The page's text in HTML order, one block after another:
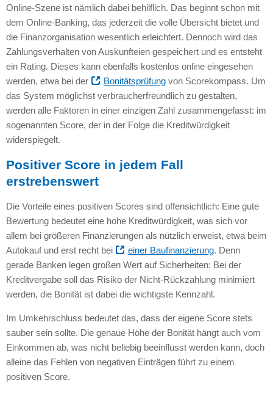
Online-Szene ist nämlich dabei behilflich. Das beginnt schon mit
dem Online-Banking, das jederzeit die volle Übersicht bietet und
die Finanzorganisation wesentlich erleichtert. Dennoch wird das
Zahlungsverhalten von Auskunfteien gespeichert und es entsteht
ein Rating. Dieses kann ebenfalls kostenlos online eingesehen
werden, etwa bei der
Bonitätsprüfungvon Scorekompass. Um
das System möglichst verbraucherfreundlich zu gestalten,
werden alle Faktoren in einer einzigen Zahl zusammengefasst: im
sogenannten Score, der in der Folge die Kreditwürdigkeit
widerspiegelt.
Positiver Score in jedem Fall
erstrebenswert
Die Vorteile eines positiven Scores sind offensichtlich: Eine gute
Bewertung bedeutet eine hohe Kreditwürdigkeit, was sich vor
allem bei größeren Finanzierungen als nützlich erweist, etwa beim
Autokauf und erst recht bei
einer Baufinanzierung. Denn
gerade Banken legen großen Wert auf Sicherheiten: Bei der
Kreditvergabe soll das Risiko der Nicht-Rückzahlung minimiert
werden, die Bonität ist dabei die wichtigste Kennzahl.
Im Umkehrschluss bedeutet das, dass der eigene Score stets
sauber sein sollte. Die genaue Höhe der Bonität hängt auch vom
Einkommen ab, was nicht beliebig beeinflusst werden kann, doch
alleine das Fehlen von negativen Einträgen führt zu einem
positiven Score.